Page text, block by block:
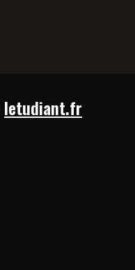
letudiant.fr